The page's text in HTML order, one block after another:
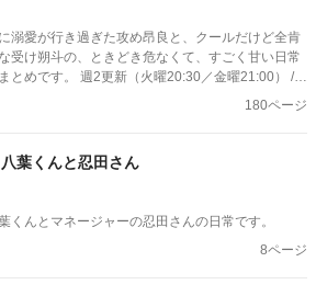
溺愛が行き過ぎた攻め昂良と、クールだけど全肯
受け朔斗の、ときどき危なくて、すごく甘い日常
火曜20:30／金曜21:00） /1
心。 ほのぼの回の合間に、時々R18や少し暗めの
画短編集
バレ含みます。ご注意ください。
180ページ
八葉くんと忍田さん
くんとマネージャーの忍田さんの日常です。
8ページ